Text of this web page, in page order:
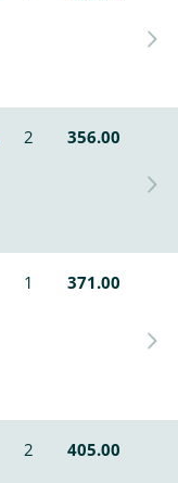
2 356.00
1 371.00
2 405.00